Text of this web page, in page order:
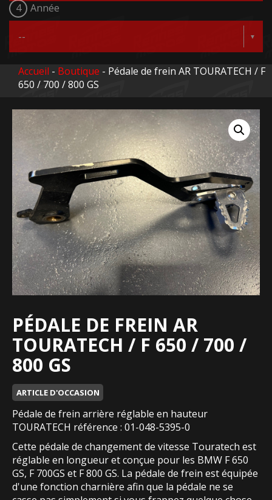
4 Année
Accueil - Boutique - Pédale de frein AR TOURATECH / F
650 / 700 / 800 GS
PÉDALE DE FREIN AR
TOURATECH / F 650 / 700 /
800 GS
ARTICLE D'OCCASION
Pédale de frein arrière réglable en hauteur
TOURATECH référence : 01-048-5395-0
Cette pédale de changement de vitesse Touratech est
réglable en longueur et conçue pour les BMW F 650
GS, F 700GS et F 800 GS. La pédale de frein est équipée
d'une fonction charnière afin que la pédale ne se